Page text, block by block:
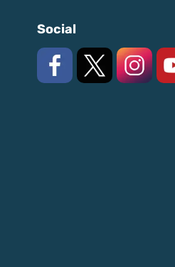
Social